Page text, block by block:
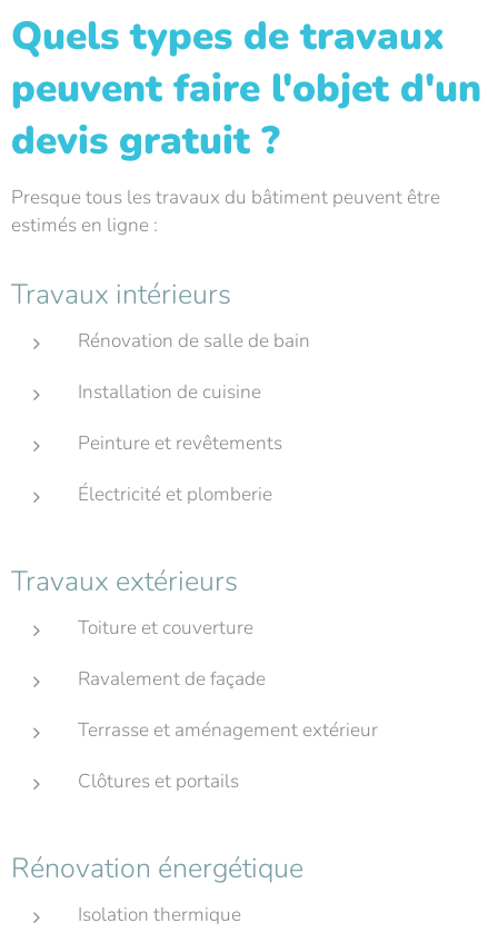
Quels types de travaux
peuvent faire l'objet d'un
devis gratuit ?
Presque tous les travaux du bâtiment peuvent être
estimés en ligne :
Travaux intérieurs
Rénovation de salle de bain
Installation de cuisine
Peinture et revêtements
Électricité et plomberie
Travaux extérieurs
Toiture et couverture
Ravalement de façade
Terrasse et aménagement extérieur
Clôtures et portails
Rénovation énergétique
Isolation thermique